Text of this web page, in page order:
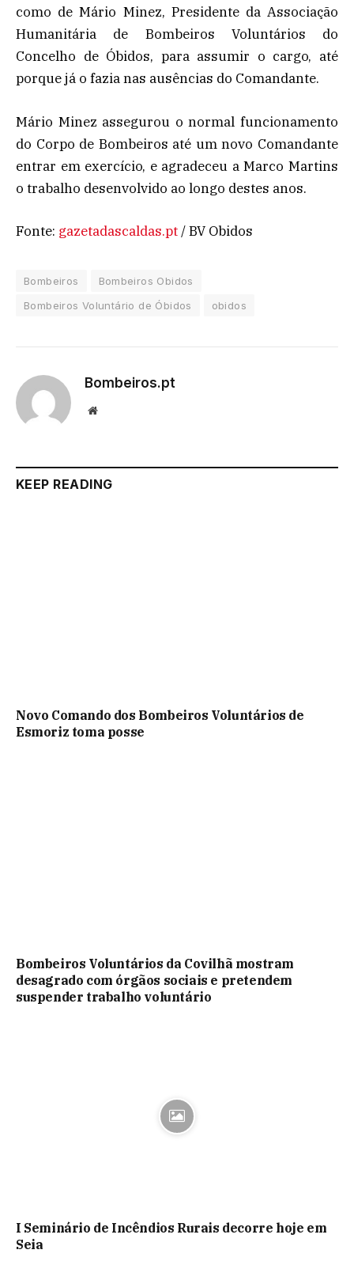
como de Mário Minez, Presidente da Associação
Humanitária de Bombeiros Voluntários do
Concelho de Óbidos, para assumir o cargo, até
porque já o fazia nas ausências do Comandante.
Mário Minez assegurou o normal funcionamento
do Corpo de Bombeiros até um novo Comandante
entrar em exercício, e agradeceu a Marco Martins
o trabalho desenvolvido ao longo destes anos.
Fonte: gazetadascaldas.pt/ BV Obidos
Bombeiros
Bombeiros Obidos
Bombeiros Voluntário de Óbidos
obidos
Bombeiros.pt
Website
KEEP READING
Novo Comando dos Bombeiros Voluntários de
Esmoriz toma posse
Bombeiros Voluntários da Covilhã mostram
desagrado com órgãos sociais e pretendem
suspender trabalho voluntário
I Seminário de Incêndios Rurais decorre hoje em
Seia